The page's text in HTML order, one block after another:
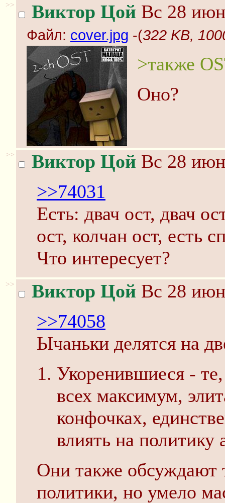
>> Виктор Цой Вс 28
Файл: cover.jpg -(322 KB,
>также
Оно?
>> Виктор Цой Вс 28
>>74031
Есть: двач ост, двач
ост, колчан ост, есть
Что интересует?
>> Виктор Цой Вс 28
>>74058
Ычаньки делятся на
Укоренившиеся - те,
всех максимум,
конфочках,
влиять на политику
Они также обсуждают
политики, но умело